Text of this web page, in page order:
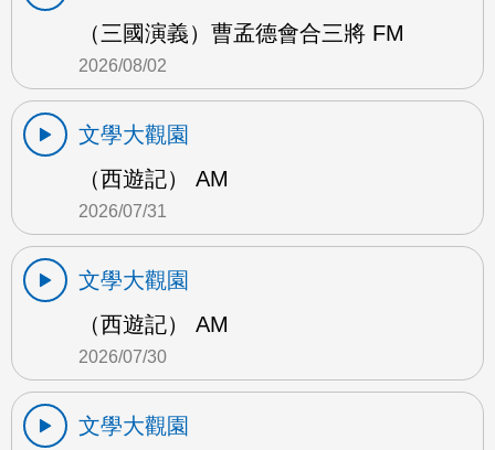
（三國演義）曹孟德會合三將 FM
2026/08/02
文學大觀園
（西遊記） AM
2026/07/31
文學大觀園
（西遊記） AM
2026/07/30
文學大觀園